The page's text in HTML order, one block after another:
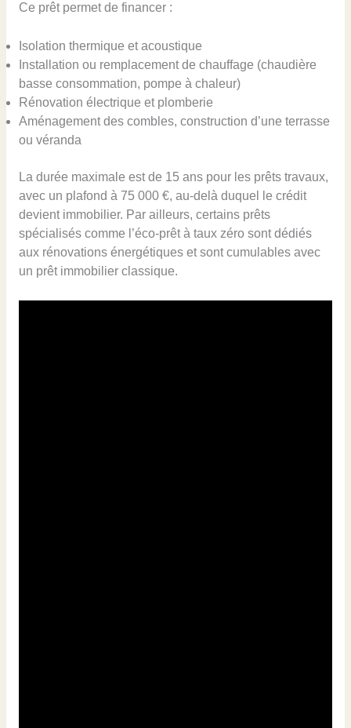
Ce prêt permet de financer :
Isolation thermique et acoustique
Installation ou remplacement de chauffage (chaudière
basse consommation, pompe à chaleur)
Rénovation électrique et plomberie
Aménagement des combles, construction d’une terrasse
ou véranda
La durée maximale est de 15 ans pour les prêts travaux,
avec un plafond à 75 000 €, au-delà duquel le crédit
devient immobilier. Par ailleurs, certains prêts
spécialisés comme l’éco-prêt à taux zéro sont dédiés
aux rénovations énergétiques et sont cumulables avec
un prêt immobilier classique.